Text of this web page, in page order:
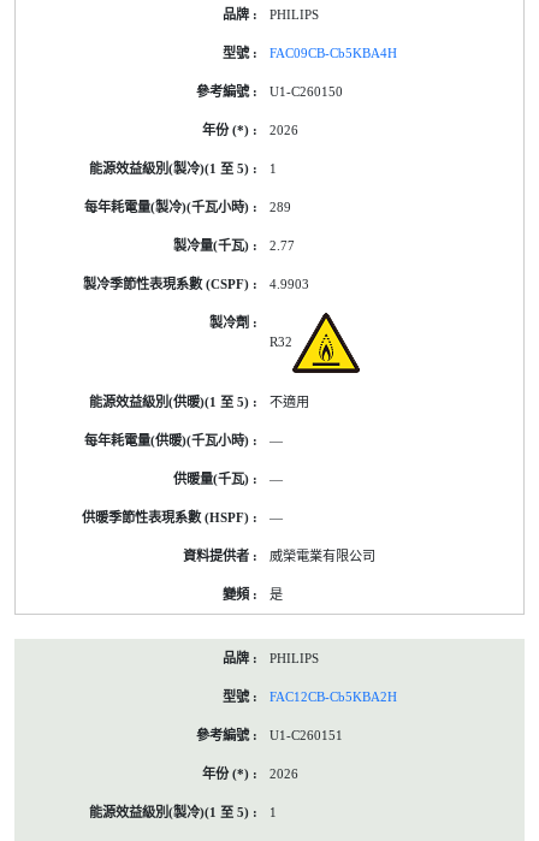
PHILIPS
FAC09CB-Cb5KBA4H
U1-C260150
2026
1
289
2.77
4.9903
R32
不適用
—
—
—
威榮電業有限公司
是
PHILIPS
FAC12CB-Cb5KBA2H
U1-C260151
2026
1